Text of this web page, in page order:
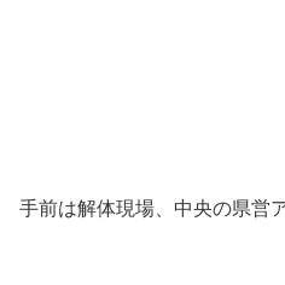
手前は解体現場、中央の県営